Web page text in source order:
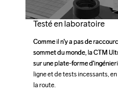
Testé en laboratoire
Comme il n'y a pas de
sommet du monde, la CTM
sur une plate-forme
ligne et de tests incessants,
la route.
Comme il n'y a pas de
sommet du monde, la CTM
sur une plate-forme
ligne et de tests incessants,
la route.